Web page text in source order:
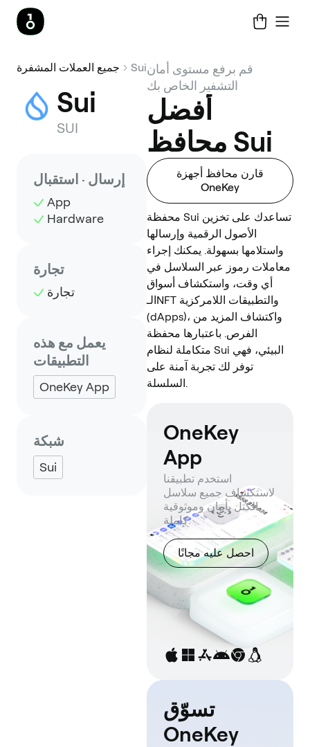
جميع العملات المشفرة Sui
Sui
SUI
إرسال · استقبال
App
Hardware
تجارة
تجارة
يعمل مع هذه
التطبيقات
OneKey App
شبكة
Sui
قم برفع مستوى أمان
التشفير الخاص بك
أفضل
محافظ Sui
قارن محافظ أجهزة
OneKey
محفظة Sui تساعدك على تخزين
الأصول الرقمية وإرسالها
واستلامها بسهولة. يمكنك إجراء
معاملات رموز عبر السلاسل في
أي وقت، واستكشاف أسواق
الـNFT والتطبيقات اللامركزية
(dApps)، واكتشاف المزيد من
الفرص. باعتبارها محفظة
متكاملة لنظام Sui البيئي، فهي
توفر لك تجربة آمنة على
السلسلة.
OneKey
App
استخدم تطبيقنا
لاستكشاف جميع سلاسل
الكتل بأمان وموثوقية
كاملة.
احصل عليه مجانًا
تسوّق
OneKey